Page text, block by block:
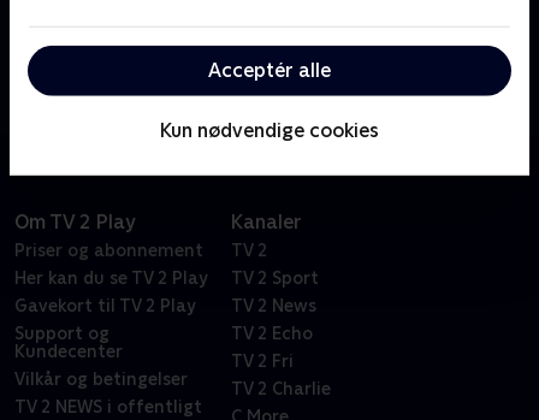
Acceptér alle
Kun nødvendige cookies
enorme nysgerrighed fører næsten altid ballade med
sig. Hun bliver umulig, når hun ikke får sin vilje, men
hvem kan stå for det søde prinsessesmil?
Om TV 2 Play
Priser og abonnement
Her kan du se TV 2 Play
Gavekort til TV 2 Play
Support og
Kundecenter
Vilkår og betingelser
TV 2 NEWS i offentligt
Kanaler
TV 2
TV 2 Sport
TV 2 News
TV 2 Echo
TV 2 Fri
TV 2 Charlie